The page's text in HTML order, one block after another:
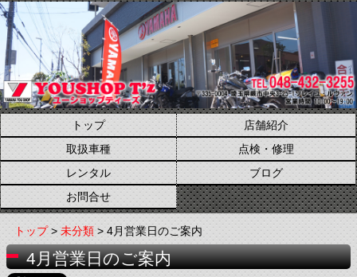
トップ
店舗紹介
取扱車種
点検・修理
レンタル
ブログ
お問合せ
トップ>未分類> 4月営業日のご案内
4月営業日のご案内